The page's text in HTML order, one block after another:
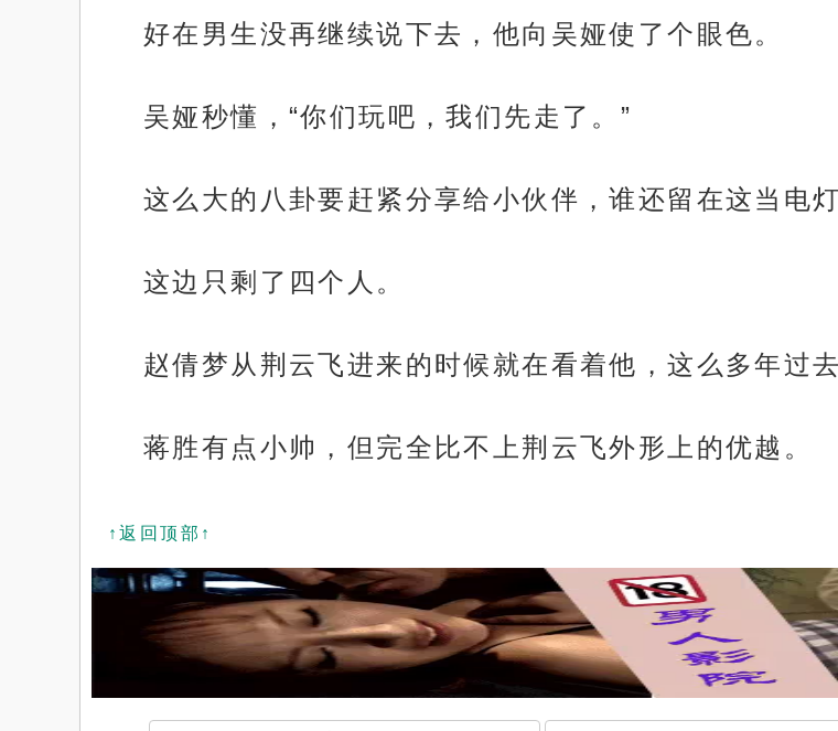
好在男生没再继续说下去，他向吴娅使了个眼色。
吴娅秒懂，“你们玩吧，我们先走了。”
这么大的八卦要赶紧分享给小伙伴，谁还留在这当电灯
这边只剩了四个人。
赵倩梦从荆云飞进来的时候就在看着他，这么多年过
蒋胜有点小帅，但完全比不上荆云飞外形上的优越。
↑返回顶部↑